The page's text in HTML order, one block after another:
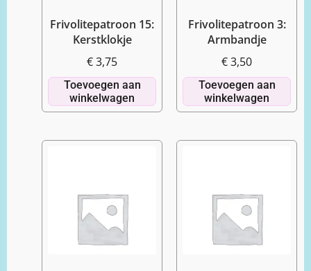
Frivolitepatroon 15:
Kerstklokje
€3,75
Toevoegen aan
winkelwagen
Frivolitepatroon 3:
Armbandje
€3,50
Toevoegen aan
winkelwagen